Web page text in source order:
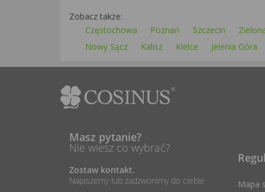
Zobacz także:
Częstochowa
Poznań Szczecin
Nowy Sącz
Kalisz Kielce Jelenia Góra
Masz pytanie?
Nie wiesz co wybrać?
Zostaw kontakt.
Napiszemy lub zadzwonimy do ciebie
Mapa